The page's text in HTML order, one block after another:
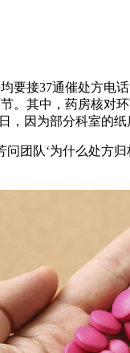
要接37通催处方
。其中，药房核
因为部分科室的
队‘为什么处方